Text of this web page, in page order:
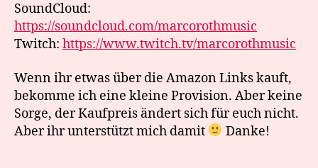
SoundCloud:
https://soundcloud.com/marcorothmusic
Twitch: https://www.twitch.tv/marcorothmusic
Wenn ihr etwas über die Amazon Links kauft,
bekomme ich eine kleine Provision. Aber keine
Sorge, der Kaufpreis ändert sich für euch nicht.
Aber ihr unterstützt mich damit
Danke!